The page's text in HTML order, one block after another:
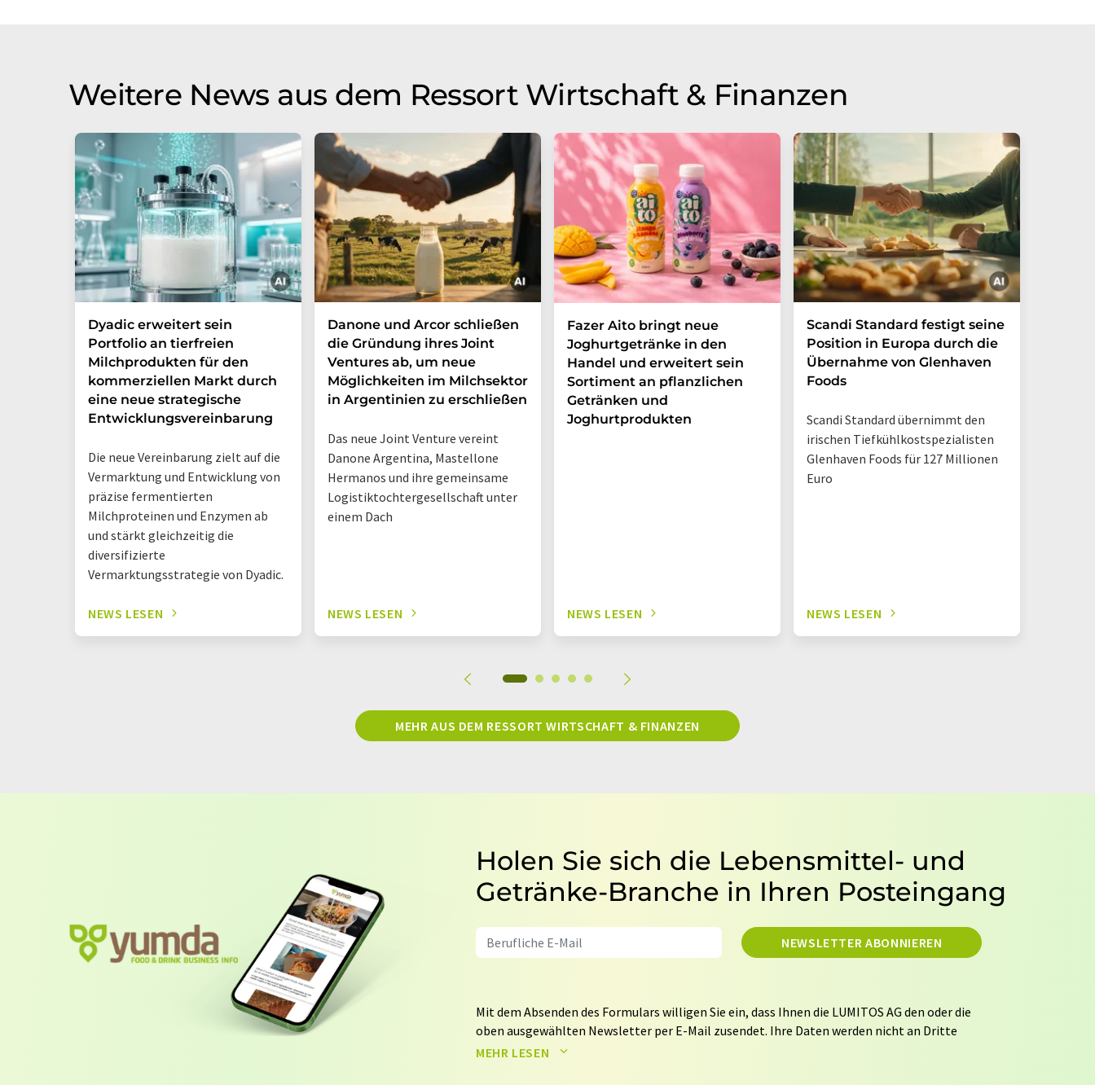
Weitere News aus dem Ressort Wirtschaft & Finanzen
Dyadic erweitert sein
Portfolio an tierfreien
Milchprodukten für den
kommerziellen Markt durch
eine neue strategische
Entwicklungsvereinbarung
Die neue Vereinbarung zielt auf die
Vermarktung und Entwicklung von
präzise fermentierten
Milchproteinen und Enzymen ab
und stärkt gleichzeitig die
diversifizierte
Vermarktungsstrategie von Dyadic.
NEWS LESEN
Danone und Arcor schließen
die Gründung ihres Joint
Ventures ab, um neue
Möglichkeiten im Milchsektor
in Argentinien zu erschließen
Das neue Joint Venture vereint
Danone Argentina, Mastellone
Hermanos und ihre gemeinsame
Logistiktochtergesellschaft unter
einem Dach
NEWS LESEN
Fazer Aito bringt neue
Joghurtgetränke in den
Handel und erweitert sein
Sortiment an pflanzlichen
Getränken und
Joghurtprodukten
NEWS LESEN
Scandi Standard festigt seine
Position in Europa durch die
Übernahme von Glenhaven
Foods
Scandi Standard übernimmt den
irischen Tiefkühlkostspezialisten
Glenhaven Foods für 127 Millionen
Euro
NEWS LESEN
MEHR AUS DEM RESSORT WIRTSCHAFT & FINANZEN
Holen Sie sich die Lebensmittel- und
Getränke-Branche in Ihren Posteingang
NEWSLETTER ABONNIEREN
Mit dem Absenden des Formulars willigen Sie ein, dass Ihnen die LUMITOS AG den oder die
oben ausgewählten Newsletter per E-Mail zusendet. Ihre Daten werden nicht an Dritte
weitergegeben. Die Speicherung und Verarbeitung Ihrer Daten durch die LUMITOS AG erfolgt
MEHR LESEN